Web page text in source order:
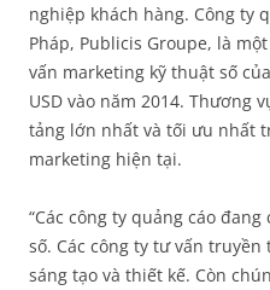
nghiệp khách hàng. Công ty
Pháp, Publicis Groupe, là
vấn marketing kỹ thuật số
USD vào năm 2014. Thương
tảng lớn nhất và tối ưu nhất
marketing hiện tại.
“Các công ty quảng cáo
số. Các công ty tư vấn
sáng tạo và thiết kế. Còn